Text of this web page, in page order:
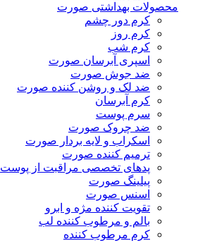
محصولات بهداشتی صورت
کرم دور چشم
کرم روز
کرم شب
اسپری آبرسان صورت
ضد جوش صورت
ضد لک و روشن کننده صورت
کرم آبرسان
سرم پوست
ضد چروک صورت
اسکراب و لایه بردار صورت
ترمیم کننده صورت
پدهای تخصصی مراقبت از پوست
پیلینگ صورت
اسنس صورت
تقویت کننده مژه و ابرو
بالم و مرطوب کننده لب
کرم مرطوب کننده